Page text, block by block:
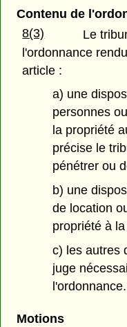
Contenu de
8(3)
Le
l'ordonnance
article :
a) une
personnes
la propriété
précise le
pénétrer ou
b) une
de location
propriété à
c) les autres
juge
l'ordonnance.
Motions